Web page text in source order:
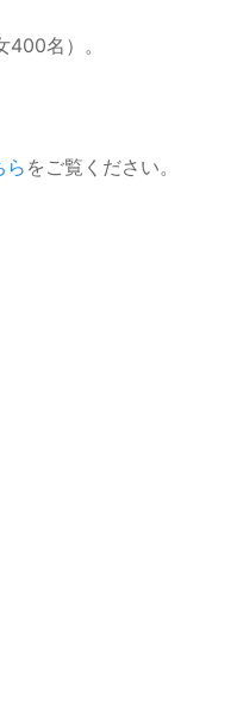
名）。
らをご覧ください。